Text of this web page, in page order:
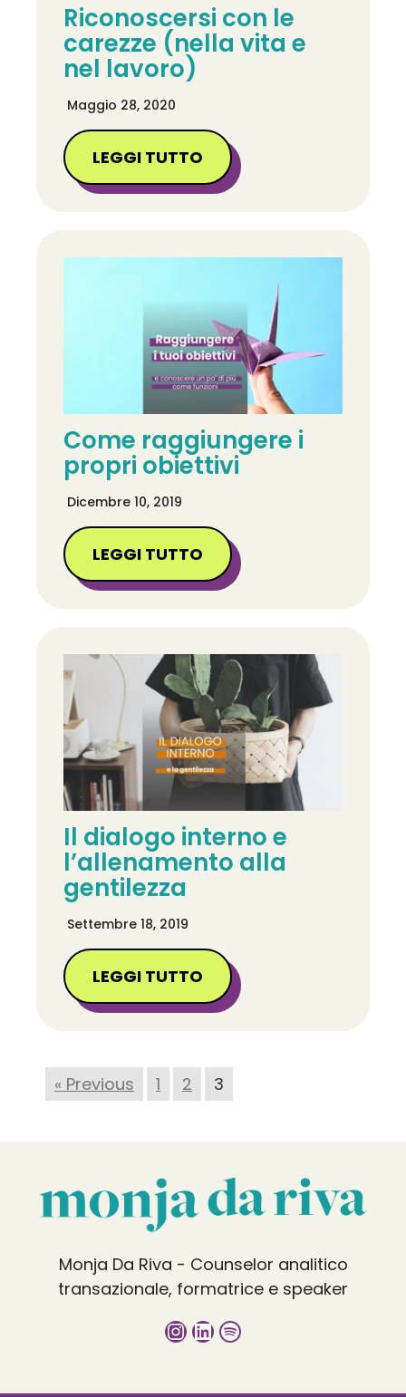
Riconoscersi con le
carezze (nella vita e
nel lavoro)
Maggio 28, 2020
LEGGI TUTTO
Come raggiungere i
propri obiettivi
Dicembre 10, 2019
LEGGI TUTTO
Il dialogo interno e
l’allenamento alla
gentilezza
Settembre 18, 2019
LEGGI TUTTO
« Previous 1 2 3
Monja Da Riva - Counselor analitico
transazionale, formatrice e speaker
Instagram
LinkedIn
Spotify